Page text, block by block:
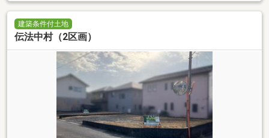
建築条件付土地
伝法中村（2区画）